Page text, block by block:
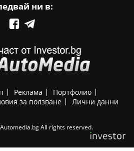
ни в:
Реклама
Портфолио
за ползване Лични данни
All rights reserved.